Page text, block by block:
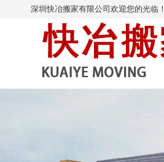
深圳快冶搬家有限公司欢迎您的光临！